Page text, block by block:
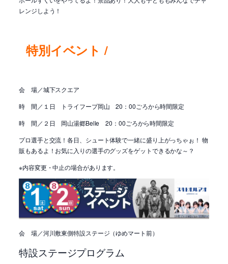
レンジしよう！
特別イベント /
会 場／城下スクエア
時 間／１日 トライフープ岡山 20：00ごろから時間限定
時 間／２日 岡山湯郷Belle 20：00ごろから時間限定
プロ選手と交流！各日、シュート体験で一緒に盛り上がっちゃぉ！ 物
販もあるよ！お気に入りの選手のグッズをゲットできるかな～？
※内容変更・中止の場合があります。
会 場／河川敷東側特設ステージ（ゆめマート前）
特設ステージプログラム